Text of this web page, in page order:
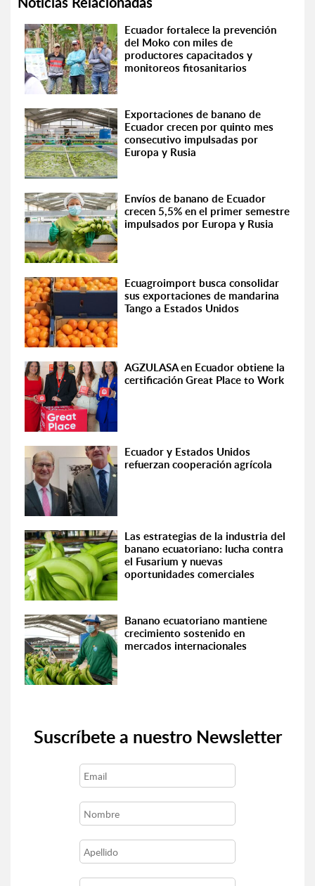
Ecuador fortalece la prevención
del Moko con miles de
productores capacitados y
monitoreos fitosanitarios
Exportaciones de banano de
Ecuador crecen por quinto mes
consecutivo impulsadas por
Europa y Rusia
Envíos de banano de Ecuador
crecen 5,5% en el primer semestre
impulsados por Europa y Rusia
Ecuagroimport busca consolidar
sus exportaciones de mandarina
Tango a Estados Unidos
AGZULASA en Ecuador obtiene la
certificación Great Place to Work
Ecuador y Estados Unidos
refuerzan cooperación agrícola
Las estrategias de la industria del
banano ecuatoriano: lucha contra
el Fusarium y nuevas
oportunidades comerciales
Banano ecuatoriano mantiene
crecimiento sostenido en
mercados internacionales
Suscríbete a nuestro Newsletter